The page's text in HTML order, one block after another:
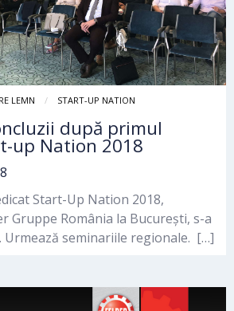
LEMN START-UP NATION
după primul
up Nation 2018
Start-Up Nation 2018,
Gruppe România la București, s-a
Urmează seminariile regionale. […]